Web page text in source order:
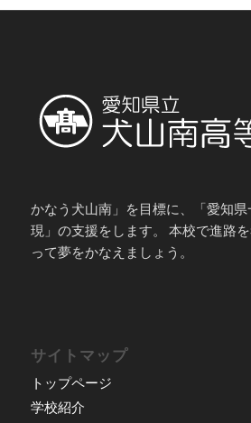
かなう犬山南」を目標に、「愛知
現」の支援をします。 本校で進路
って夢をかなえましょう。
サイトマップ
トップページ
学校紹介